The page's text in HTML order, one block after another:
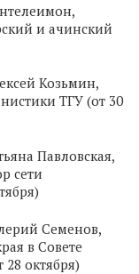
и ачинский
Козьмин,
ТГУ (от 30
Павловская,
сети
Семенов,
в Совете
октября)